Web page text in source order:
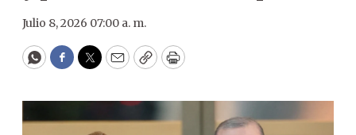
Julio 8, 2026 07:00 a. m.
WhatsApp
Facebook
Twitter
EmailCopyPrint